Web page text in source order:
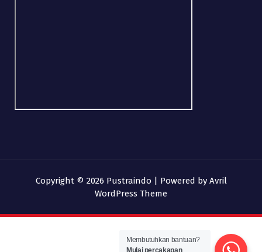
Copyright © 2026 Pustraindo | Powered by Avril
WordPress Theme
Membutuhkan bantuan?
Mulai percakapan